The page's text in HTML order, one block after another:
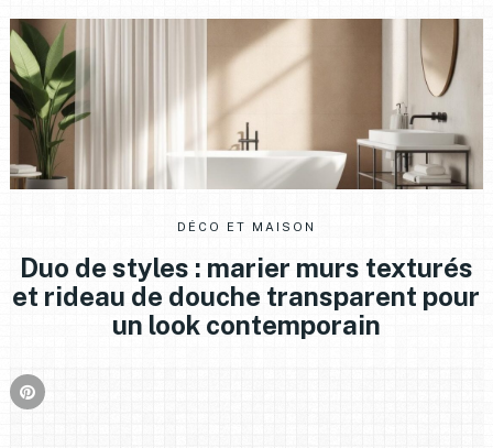
DÉCO ET MAISON
Duo de styles : marier murs texturés
et rideau de douche transparent pour
un look contemporain